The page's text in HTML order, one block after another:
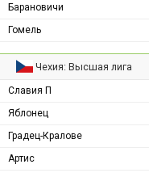
Барановичи
Гомель
Чехия: Высшая лига
Славия П
Яблонец
Градец-Кралове
Артис